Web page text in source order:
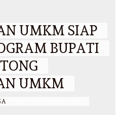
UMKM SIAP
BUPATI
UMKM